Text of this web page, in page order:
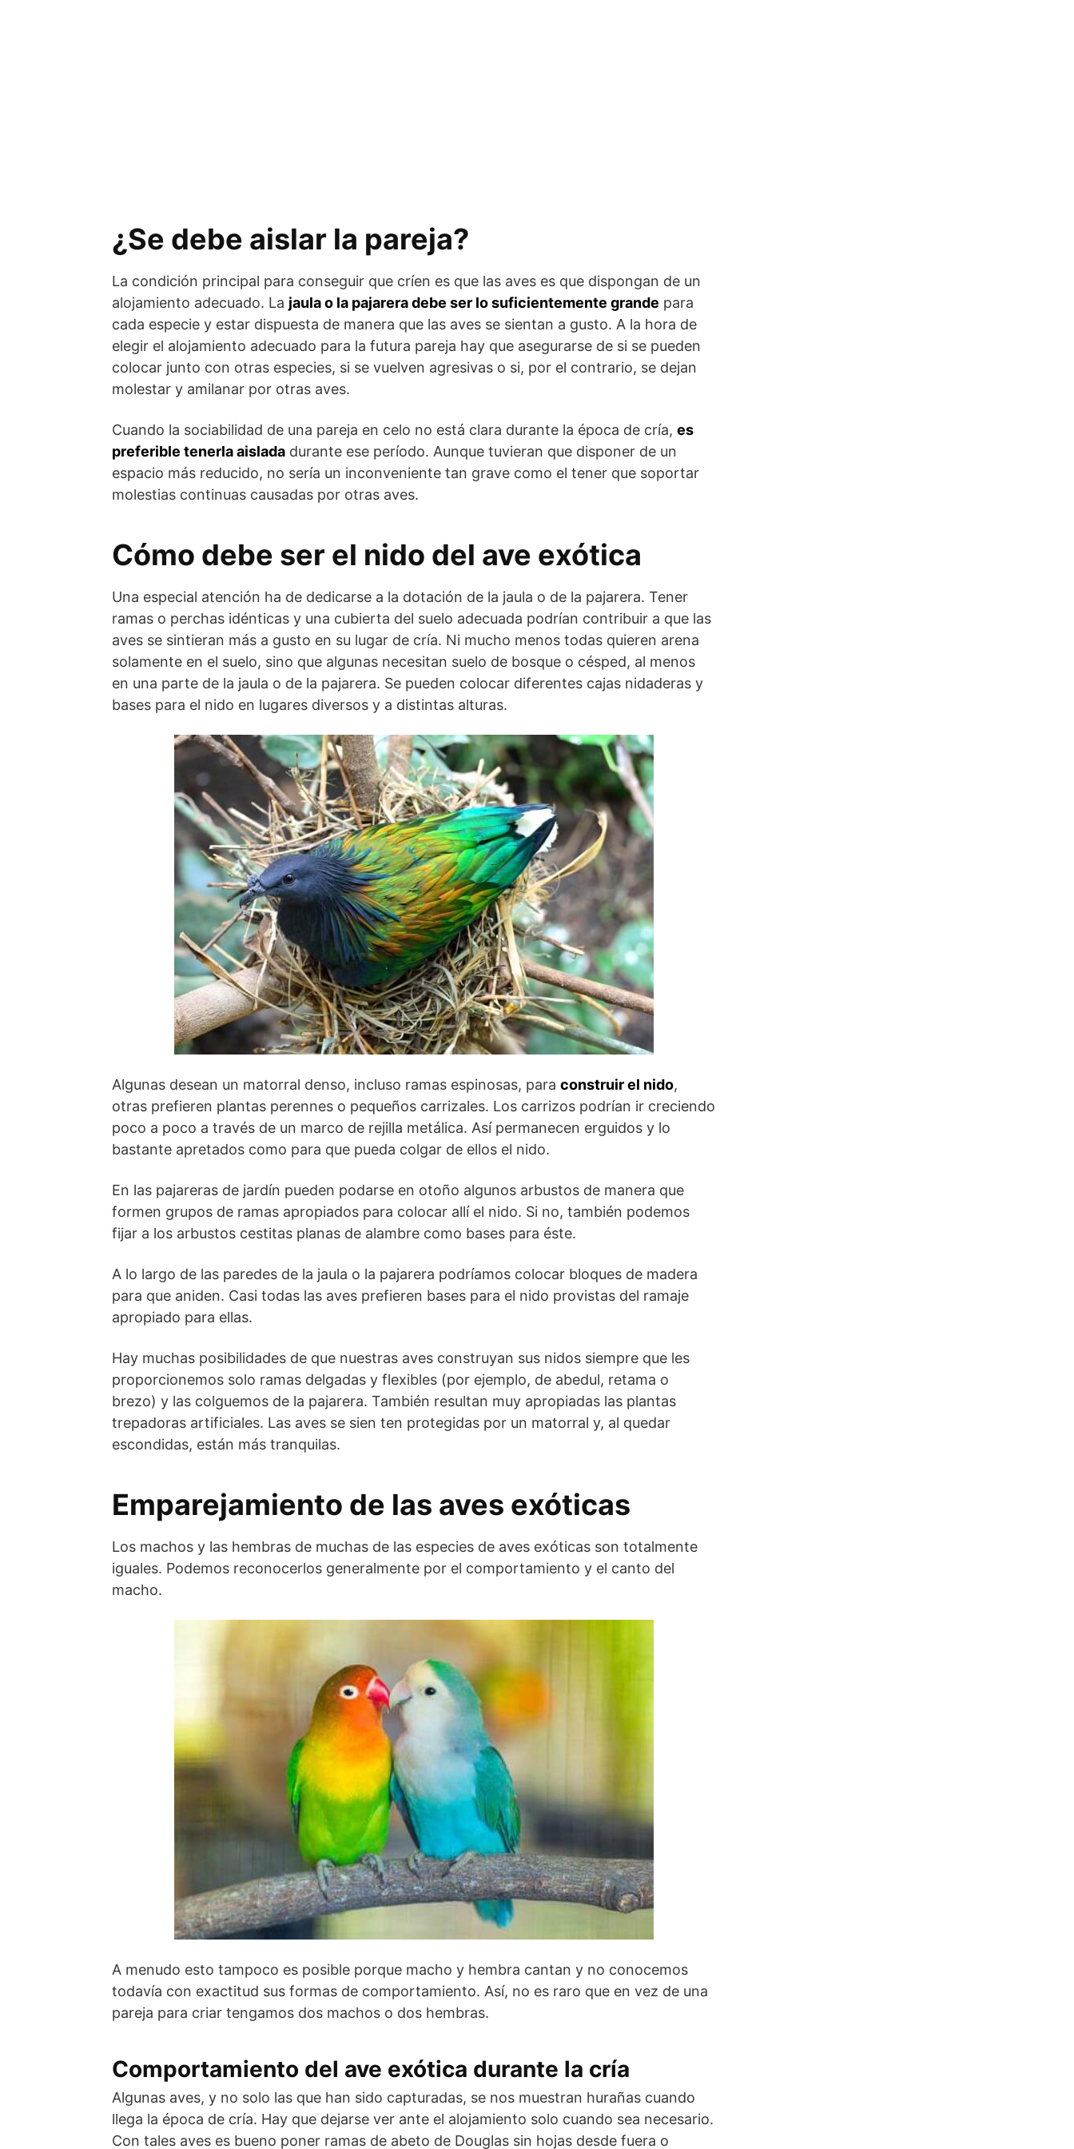
¿Se debe aislar la pareja?
La condición principal para conseguir que críen es que las aves es que dispongan de un
alojamiento adecuado. La jaula o la pajarera debe ser lo suficientemente grande para
cada especie y estar dispuesta de manera que las aves se sientan a gusto. A la hora de
elegir el alojamiento adecuado para la futura pareja hay que asegurarse de si se pueden
colocar junto con otras especies, si se vuelven agresivas o si, por el contrario, se dejan
molestar y amilanar por otras aves.
Cuando la sociabilidad de una pareja en celo no está clara durante la época de cría, es
preferible tenerla aislada durante ese período. Aunque tuvieran que disponer de un
espacio más reducido, no sería un inconveniente tan grave como el tener que soportar
molestias continuas causadas por otras aves.
Cómo debe ser el nido del ave exótica
Una especial atención ha de dedicarse a la dotación de la jaula o de la pajarera. Tener
ramas o perchas idénticas y una cubierta del suelo adecuada podrían contribuir a que las
aves se sintieran más a gusto en su lugar de cría. Ni mucho menos todas quieren arena
solamente en el suelo, sino que algunas necesitan suelo de bosque o césped, al menos
en una parte de la jaula o de la pajarera. Se pueden colocar diferentes cajas nidaderas y
bases para el nido en lugares diversos y a distintas alturas.
Algunas desean un matorral denso, incluso ramas espinosas, para construir el nido,
otras prefieren plantas perennes o pequeños carrizales. Los carrizos podrían ir creciendo
poco a poco a través de un marco de rejilla metálica. Así permanecen erguidos y lo
bastante apretados como para que pueda colgar de ellos el nido.
En las pajareras de jardín pueden podarse en otoño algunos arbustos de manera que
formen grupos de ramas apropiados para colocar allí el nido. Si no, también podemos
fijar a los arbustos cestitas planas de alambre como bases para éste.
A lo largo de las paredes de la jaula o la pajarera podríamos colocar bloques de madera
para que aniden. Casi todas las aves prefieren bases para el nido provistas del ramaje
apropiado para ellas.
Hay muchas posibilidades de que nuestras aves construyan sus nidos siempre que les
proporcionemos solo ramas delgadas y flexibles (por ejemplo, de abedul, retama o
brezo) y las colguemos de la pajarera. También resultan muy apropiadas las plantas
trepadoras artificiales. Las aves se sien ten protegidas por un matorral y, al quedar
escondidas, están más tranquilas.
Emparejamiento de las aves exóticas
Los machos y las hembras de muchas de las especies de aves exóticas son totalmente
iguales. Podemos reconocerlos generalmente por el comportamiento y el canto del
macho.
A menudo esto tampoco es posible porque macho y hembra cantan y no conocemos
todavía con exactitud sus formas de comportamiento. Así, no es raro que en vez de una
pareja para criar tengamos dos machos o dos hembras.
Comportamiento del ave exótica durante la cría
Algunas aves, y no solo las que han sido capturadas, se nos muestran hurañas cuando
llega la época de cría. Hay que dejarse ver ante el alojamiento solo cuando sea necesario.
Con tales aves es bueno poner ramas de abeto de Douglas sin hojas desde fuera o